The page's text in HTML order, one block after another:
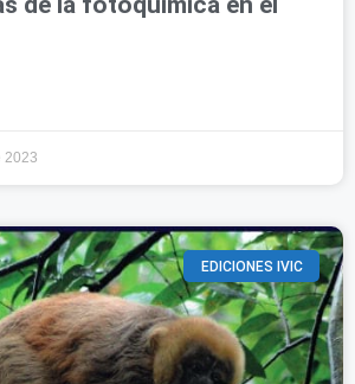
2023
EDICIONES IVIC